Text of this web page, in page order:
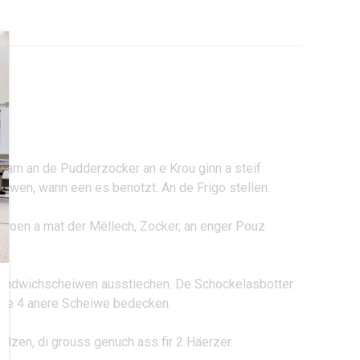
an de Pudderzocker an e Krou ginn a steif
wann een es benotzt. An de Frigo stellen.
a mat der Mëllech, Zocker, an enger Pouz
ausstiechen. De Schockelasbotter
4 anere Scheiwe bedecken.
di grouss genuch ass fir 2 Häerzer.